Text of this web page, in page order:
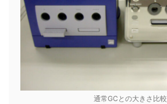
通常GCとの大きさ比較